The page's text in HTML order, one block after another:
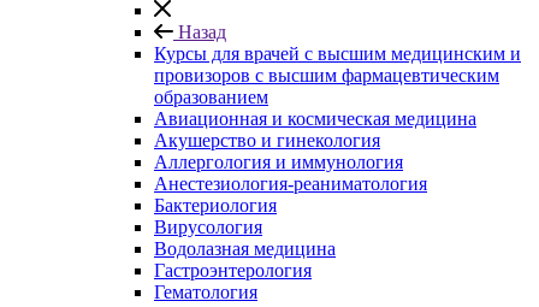
Назад
Курсы для врачей с высшим медицинским и
провизоров с высшим фармацевтическим
образованием
Авиационная и космическая медицина
Акушерство и гинекология
Аллергология и иммунология
Анестезиология-реаниматология
Бактериология
Вирусология
Водолазная медицина
Гастроэнтерология
Гематология